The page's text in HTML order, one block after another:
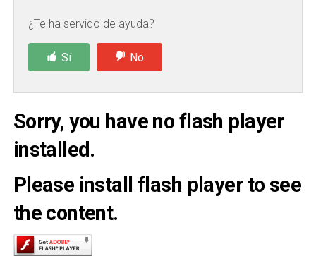
¿Te ha servido de ayuda?
Sí No
Sorry, you have no flash player
installed.
Please install flash player to see
the content.